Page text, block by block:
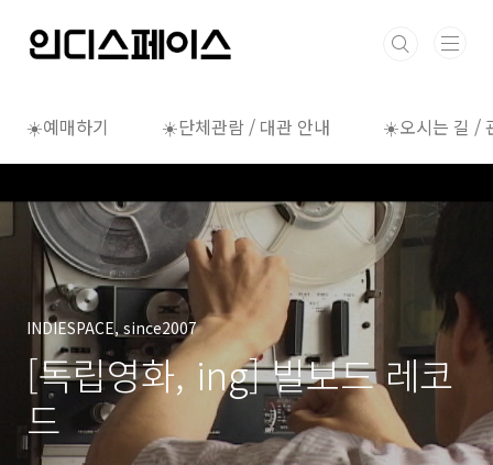
☀️예매하기 ☀️단체관람 / 대관 안내 ☀️오시는 길 /
INDIESPACE, since2007
[독립영화, ing] 빌보드 레코
드